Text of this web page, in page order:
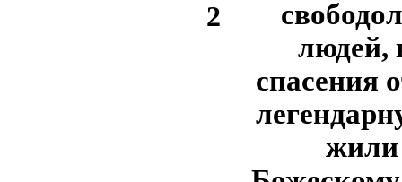
2
людей,
спасения
жили